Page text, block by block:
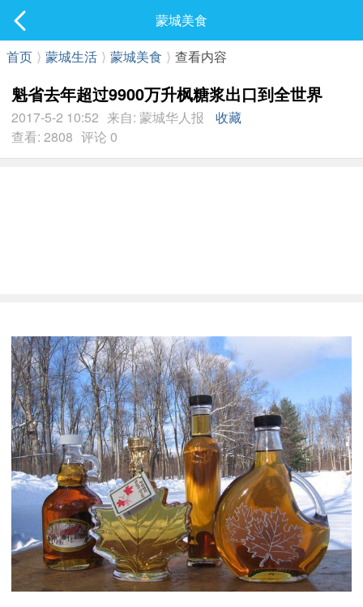
最新发表
蒙城美食
首页 ⟩ 蒙城生活 ⟩ 蒙城美食 ⟩ 查看内容
魁省去年超过9900万升枫糖浆出口到全世界
2017-5-2 10:52 来自: 蒙城华人报
收藏
查看: 2808 评论 0